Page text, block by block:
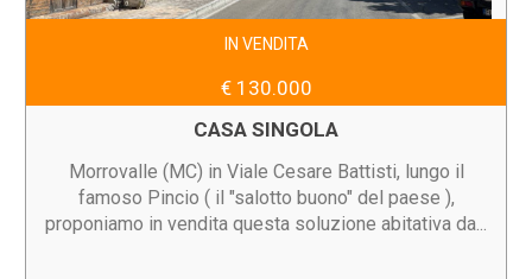
IN VENDITA
€ 130.000
CASA SINGOLA
Morrovalle (MC) in Viale Cesare Battisti, lungo il
famoso Pincio ( il "salotto buono" del paese ),
proponiamo in vendita questa soluzione abitativa da...